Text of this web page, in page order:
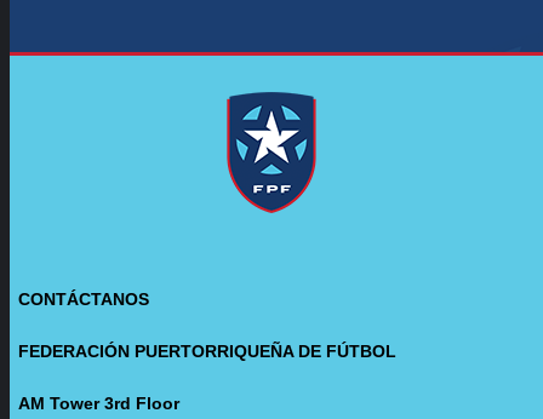
CONTÁCTANOS
FEDERACIÓN PUERTORRIQUEÑA DE FÚTBOL
AM Tower 3rd Floor